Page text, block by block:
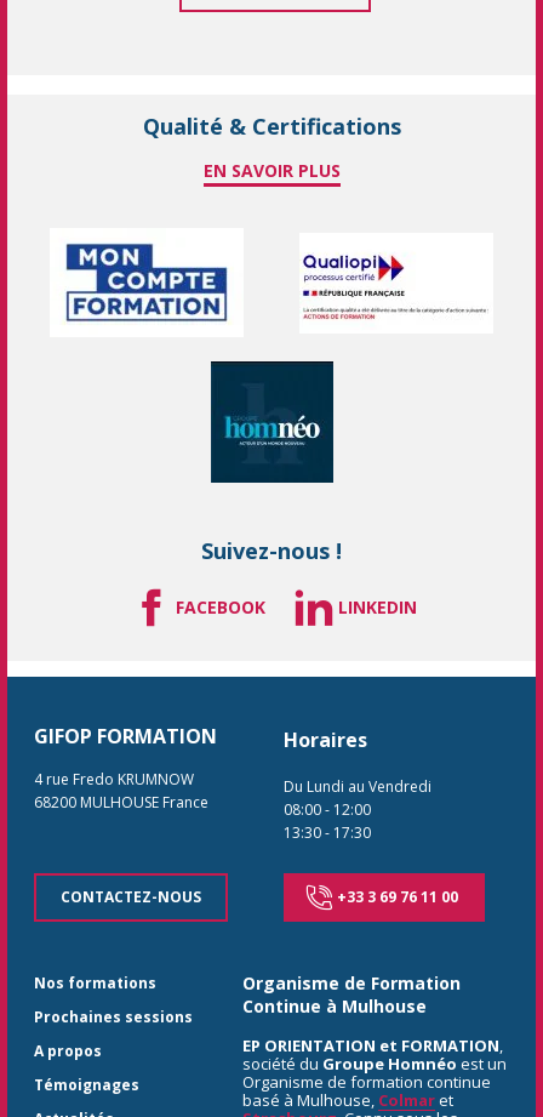
Qualité & Certifications
EN SAVOIR PLUS
Suivez-nous !
FACEBOOK LINKEDIN
GIFOP FORMATION
4 rue Fredo KRUMNOW
68200 MULHOUSE France
CONTACTEZ-NOUS
Horaires
Du Lundi au Vendredi
08:00- 12:00
13:30- 17:30
+33 3 69 76 11 00
Nos formations
Prochaines sessions
A propos
Témoignages
Organisme de Formation
Continue à Mulhouse
EP ORIENTATION et FORMATION,
société du Groupe Homnéo est un
Organisme de formation continue
basé à Mulhouse, Colmaret